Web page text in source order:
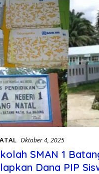
Oktober 4, 2025
SMAN 1
Dana PIP